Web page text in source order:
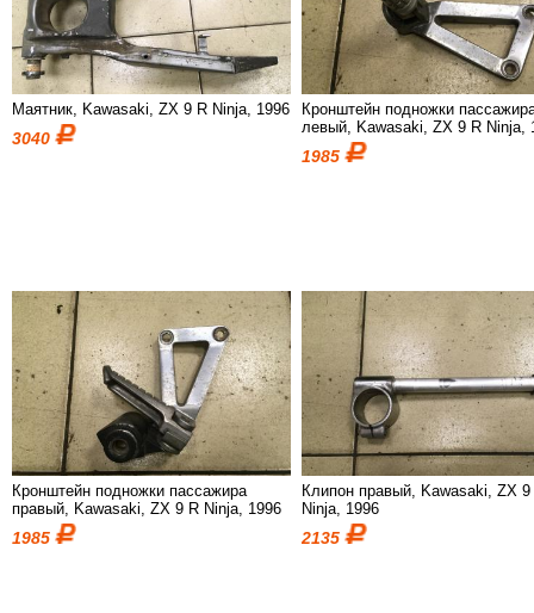
Маятник, Kawasaki, ZX 9 R Ninja, 1996
3040
Кронштейн подножки
левый, Kawasaki, ZX 9 R Ninja,
1985
Кронштейн подножки пассажира
правый, Kawasaki, ZX 9 R Ninja, 1996
1985
Клипон правый, Kawasaki, ZX 9
Ninja, 1996
2135